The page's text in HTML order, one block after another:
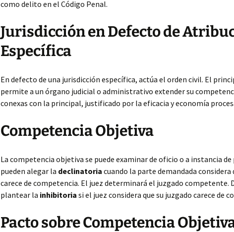
como delito en el Código Penal.
Jurisdicción en Defecto de
Específica
En defecto de una jurisdicción específica, actúa el orden civil. El
permite a un órgano judicial o administrativo extender su
conexas con la principal, justificado por la eficacia y economía
Competencia Objetiva
La competencia objetiva se puede examinar de oficio o a instancia
pueden alegar la declinatoria cuando la parte demandada considera
carece de competencia. El juez determinará el juzgado competente.
plantear la inhibitoria si el juez considera que su juzgado carece de
Pacto sobre Competencia